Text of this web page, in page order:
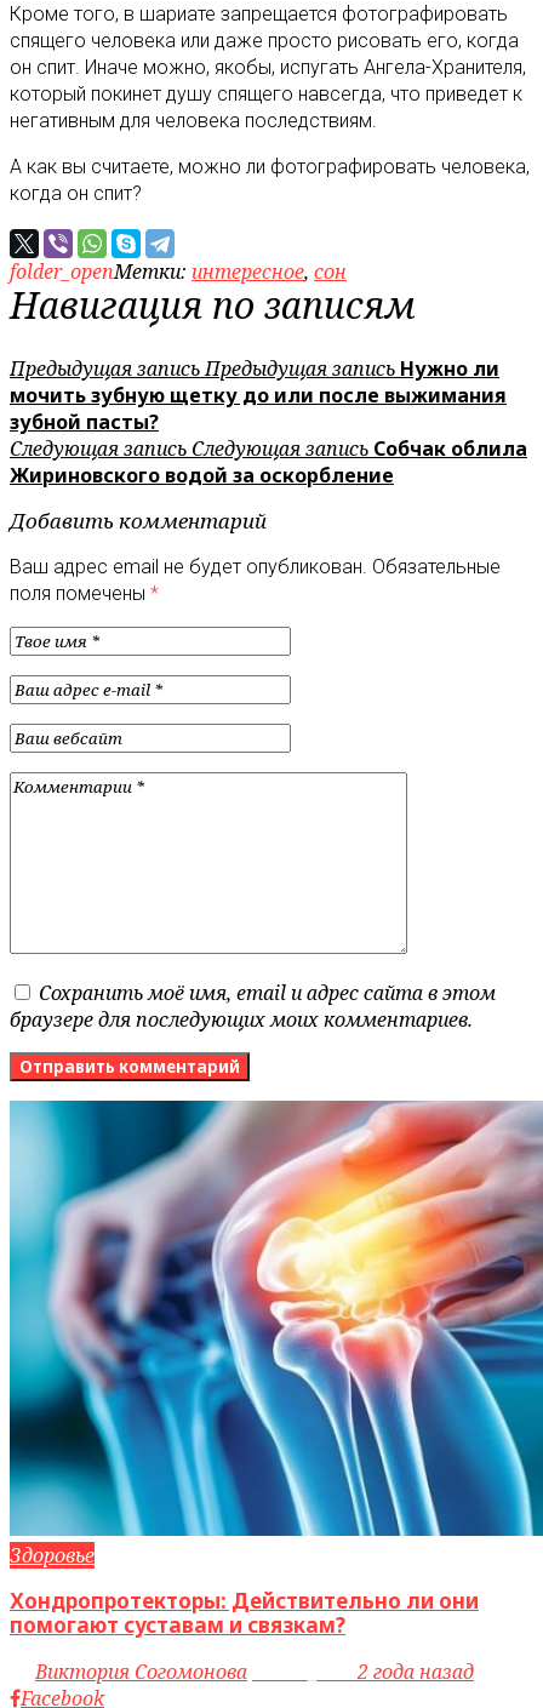
Кроме того, в шариате запрещается фотографировать
спящего человека или даже просто рисовать его, когда
он спит. Иначе можно, якобы, испугать Ангела-Хранителя,
который покинет душу спящего навсегда, что приведет к
негативным для человека последствиям.
А как вы считаете, можно ли фотографировать человека,
когда он спит?
folder_openМетки: интересное, сон
Навигация по записям
Предыдущая записьПредыдущая запись Нужно ли
мочить зубную щетку до или после выжимания
зубной пасты?
Следующая запись Следующая запись Собчак облила
Жириновского водой за оскорбление
Добавить комментарий
Ваш адрес email не будет опубликован. Обязательные
поля помечены *
Сохранить моё имя, email и адрес сайта в этом
браузере для последующих моих комментариев.
Здоровье
Хондропротекторы: Действительно ли они
помогают суставам и связкам?
byВиктория Согомонова access_time2 года назад
Facebook